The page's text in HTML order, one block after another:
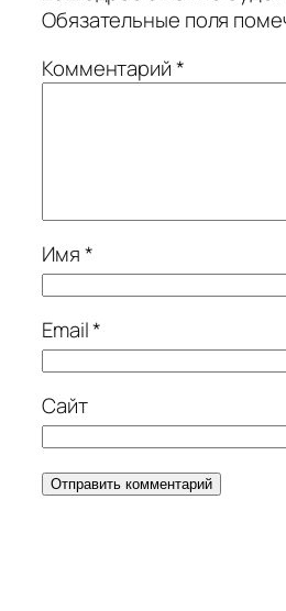
Обязательные поля
Комментарий*
Имя*
Email*
Сайт